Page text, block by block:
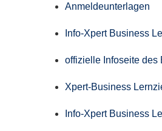
Anmeldeunterlagen
Info-Xpert Business
offizielle Infoseite des
Xpert-Business
Info-Xpert Business